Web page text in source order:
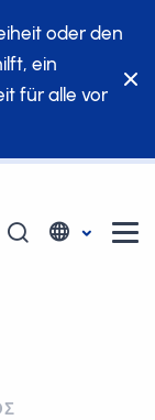
oder den
ein
für alle vor